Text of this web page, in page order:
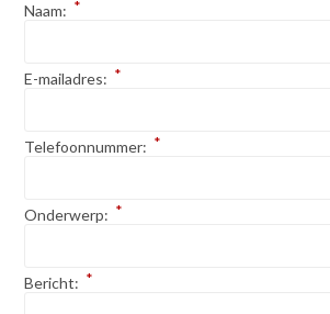
Naam: *
E-mailadres: *
Telefoonnummer: *
Onderwerp: *
Bericht: *